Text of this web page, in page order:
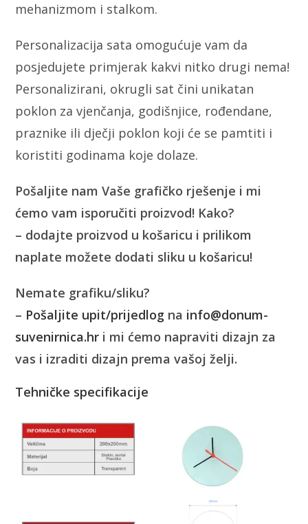
mehanizmom i stalkom.
Personalizacija sata omogućuje vam da
posjedujete primjerak kakvi nitko drugi nema!
Personalizirani, okrugli sat čini unikatan
poklon za vjenčanja, godišnjice, rođendane,
praznike ili dječji poklon koji će se pamtiti i
koristiti godinama koje dolaze.
Pošaljite nam Vaše grafičko rješenje i mi
ćemo vam isporučiti proizvod! Kako?
– dodajte proizvod u košaricu i prilikom
naplate možete dodati sliku u košaricu!
Nemate grafiku/sliku?
– Pošaljite upit/prijedlog na info@donum-
suvenirnica.hr i mi ćemo napraviti dizajn za
vas i izraditi dizajn prema vašoj želji.
Tehničke specifikacije